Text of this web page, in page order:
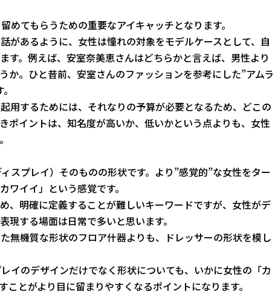
てもらうための重要なアイキャッチとなります。
があるように、女性は憧れの対象をモデルケースとして、自
。例えば、安室奈美恵さんはどちらかと言えば、男性より
か。ひと昔前、安室さんのファッションを参考にした”アムラ
用するためには、それなりの予算が必要となるため、どこの
ポイントは、知名度が高いか、低いかという点よりも、女性
スプレイ）そのものの形状です。より”感覚的”な女性をター
イイ」という感覚です。
、明確に定義することが難しいキーワードですが、女性がデ
する場面は日常で多いと思います。
無機質な形状のフロア什器よりも、ドレッサーの形状を模し
イのデザインだけでなく形状についても、いかに女性の「カ
とがより目に留まりやすくなるポイントになります。